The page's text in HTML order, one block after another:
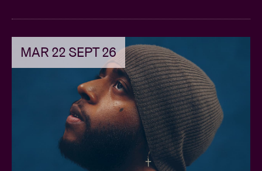
MAR 22 SEPT 26